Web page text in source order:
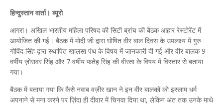
हिन्दुस्तान वार्ता। ब्यूरो
आगरा। अखिल भारतीय महिला परिषद की सिटी ब्रांच की बैठक आहार रेस्टोरेंट में
आयोजित की गई। बैठक में मोदी जी द्वारा घोषित वीर बाल दिवस के उपलक्ष्य में गुरु
गोविंद सिंह द्वारा स्थापित खालसा पंथ के विषय में जानकारी दी गई और वीर बालक 9
वर्षीय ज़ोरावर सिंह और 7 वर्षीय फतेह सिंह की वीरता के विषय में विस्तार से बताया
गया।
बैठक में बताया गया कि कैसे नवाब वज़ीर खान ने इन वीर बालकों को इस्लाम धर्म
अपनाने से मना करने पर ज़िंदा ही दीवार में चिनवा दिया था, लेकिन अंत तक उनके माथे